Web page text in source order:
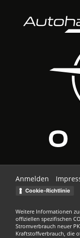
Anmelden
Cookie-Richtlinie
Weitere Informationen
offiziellen spezifischen CO
Stromverbrauch neuer
Kraftstoffverbrauch, die